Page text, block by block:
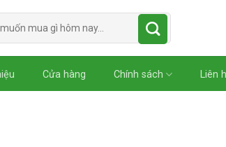
Cửa hàng Chính sách Liên